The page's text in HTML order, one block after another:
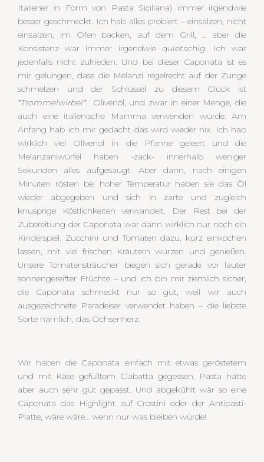
Italiener in Form von Pasta Siciliana) immer irgendwie
besser geschmeckt. Ich hab alles probiert – einsalzen, nicht
einsalzen, im Ofen backen, auf dem Grill, … aber die
Konsistenz war immer irgendwie quietschig. Ich war
jedenfalls nicht zufrieden. Und bei dieser Caponata ist es
mir gelungen, dass die Melanzi regelrecht auf der Zunge
schmelzen und der Schlüssel zu diesem Glück ist
*Trommelwirbel*
Olivenöl, und zwar in einer Menge, die
auch eine italienische Mamma verwenden würde. Am
Anfang hab ich mir gedacht das wird wieder nix. Ich hab
wirklich viel Olivenöl in die Pfanne geleert und die
Melanzaniwürfel haben -zack- innerhalb weniger
Sekunden alles aufgesaugt. Aber dann, nach einigen
Minuten rösten bei hoher Temperatur haben sie das Öl
wieder abgegeben und sich in zarte und zugleich
knusprige Köstlichkeiten verwandelt. Der Rest bei der
Zubereitung der Caponata war dann wirklich nur noch ein
Kinderspiel. Zucchini und Tomaten dazu, kurz einkochen
lassen, mit viel frischen Kräutern würzen und genießen.
Unsere Tomatensträucher biegen sich gerade vor lauter
sonnengereifter Früchte – und ich bin mir ziemlich sicher,
die Caponata schmeckt nur so gut, weil wir auch
ausgezeichnete Paradeiser verwendet haben – die liebste
Sorte nämlich, das Ochsenherz.
Wir haben die Caponata einfach mit etwas geröstetem
und mit Käse gefülltem Ciabatta gegessen, Pasta hätte
aber auch sehr gut gepasst. Und abgekühlt wär so eine
Caponata das Highlight auf Crostini oder der Antipasti-
Platte, wäre wäre… wenn nur was bleiben würde!